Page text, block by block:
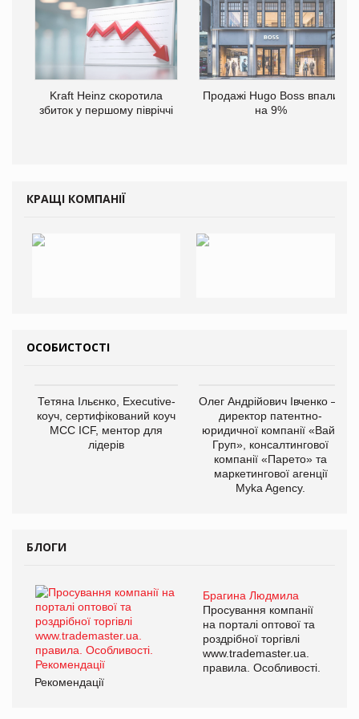
Kraft Heinz скоротила
збиток у першому півріччі
Продажі Hugo Boss впали
на 9%
КРАЩІ КОМПАНІЇ
ОСОБИСТОСТІ
Тетяна Ільєнко, Executive-
коуч, сертифікований коуч
МСС ICF, ментор для
лідерів
Олег Андрійович Івченко —
директор патентно-
юридичної компанії «Вайз
Груп», консалтингової
компанії «Парето» та
маркетингової агенції
Myka Agency.
БЛОГИ
Брагина Людмила
Просування компанії
на порталі оптової та
роздрібної торгівлі
www.trademaster.ua.
правила. Особливості.
Рекомендації